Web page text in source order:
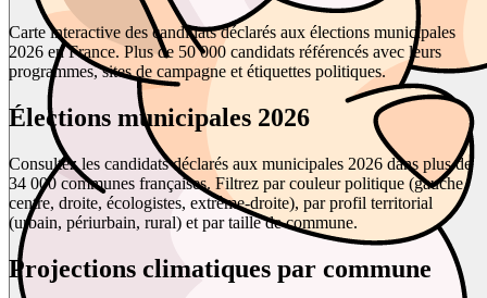
Carte interactive des candidats déclarés aux élections municipales
2026 en France. Plus de 50 000 candidats référencés avec leurs
programmes, sites de campagne et étiquettes politiques.
Élections municipales 2026
Consultez les candidats déclarés aux municipales 2026 dans plus de
34 000 communes françaises. Filtrez par couleur politique (gauche,
centre, droite, écologistes, extrême-droite), par profil territorial
(urbain, périurbain, rural) et par taille de commune.
Projections climatiques par commune